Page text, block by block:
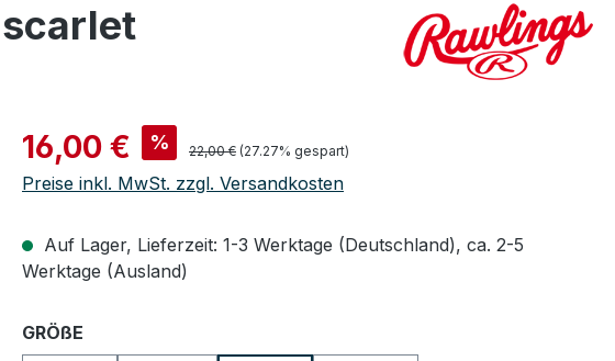
Verkaufspreis:
16,00 € % Regulärer Preis:
22,00 € (27.27% gespart)
Preise inkl. MwSt. zzgl. Versandkosten
Auf Lager, Lieferzeit: 1-3 Werktage (Deutschland), ca. 2-5
Werktage (Ausland)
GRÖßE